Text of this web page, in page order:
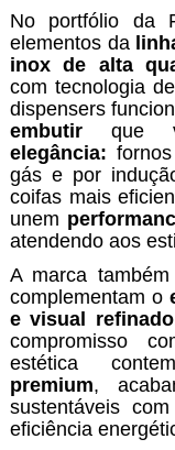
No portfólio da
elementos da
inox de alta
com tecnologia
dispensers
embutirque
elegância:
gás e por
coifas mais
unem
atendendo aos
A marca
complementam o
e visual refinado
compromisso
estética
premium,
sustentáveis com
eficiência